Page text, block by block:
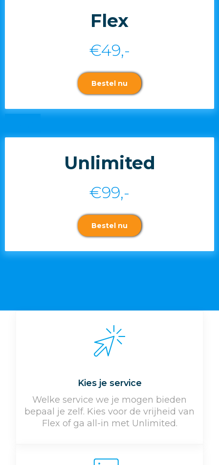
Flex
€49,-
Bestel nu
Unlimited
€99,-
Bestel nu
Kies je service
Welke service we je mogen bieden
bepaal je zelf. Kies voor de vrijheid van
Flex of ga all-in met Unlimited.